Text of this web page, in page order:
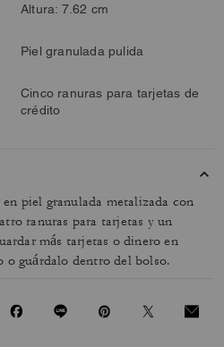
Altura: 7.62 cm
Piel granulada pulida
Cinco ranuras para tarjetas de
crédito
piel granulada metalizada con
ranuras para tarjetas y un
más tarjetas o dinero en
guárdalo dentro del bolso.